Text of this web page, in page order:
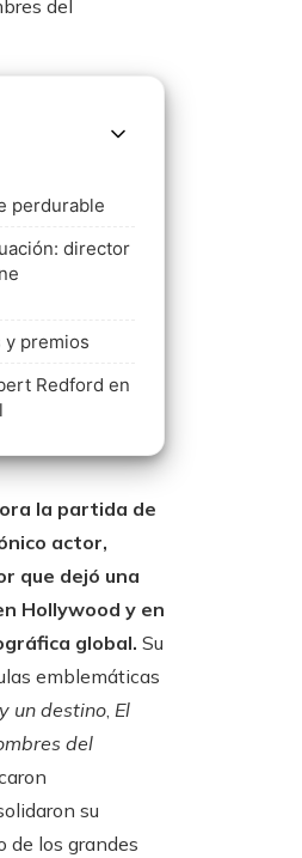
perdurable
director
y premios
Redford en
la partida de
actor,
que dejó una
Hollywood y en
global. Su
emblemáticas
un destino, El
del
su
de los grandes